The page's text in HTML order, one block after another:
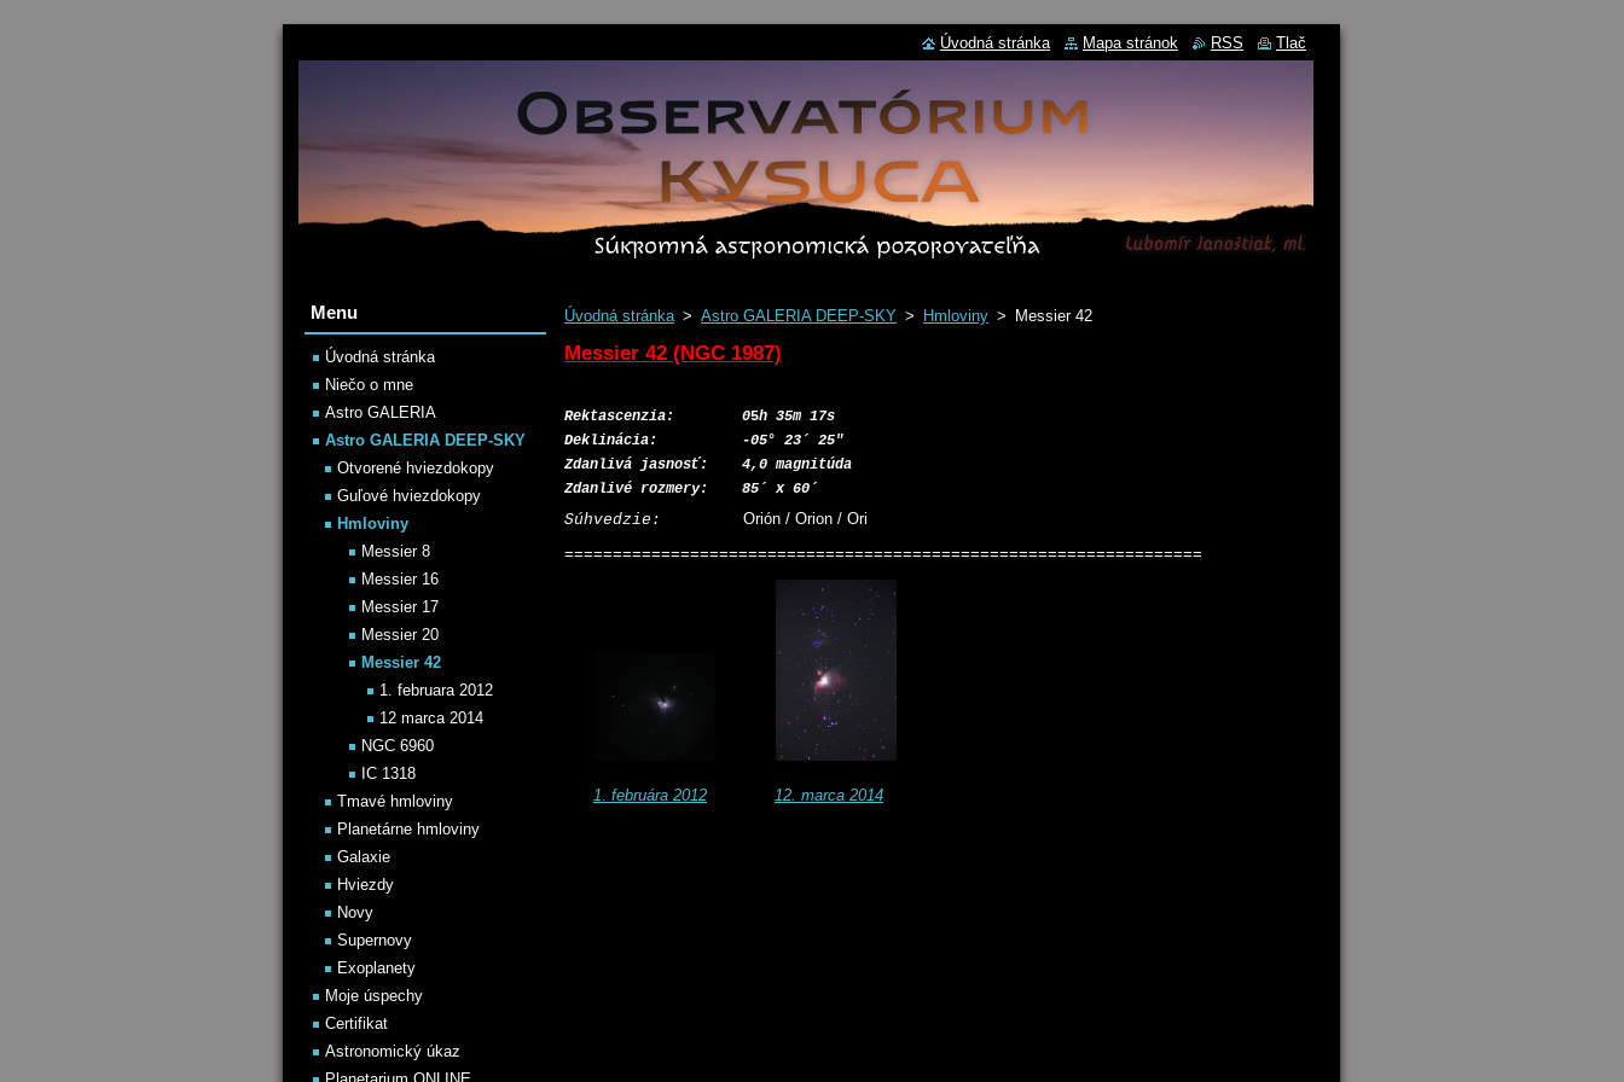
Úvodná stránka > Astro GALERIA DEEP-SKY > Hmloviny > Messier 42
Messier 42 (NGC 1987)
Rektascenzia: 05h 35m 17s
Deklinácia:
-05° 23´ 25"
Zdanlivá jasnosť: 4,0 magnitúda
Zdanlivé rozmery: 85´ x 60´
Súhvedzie:
Orión / Orion / Ori
==================================================================
1. februára 2012 12. marca 2014
Menu
Úvodná stránka
Niečo o mne
Astro GALERIA
Astro GALERIA DEEP-SKY
Otvorené hviezdokopy
Guľové hviezdokopy
Hmloviny
Messier 8
Messier 16
Messier 17
Messier 20
Messier 42
1. februara 2012
12 marca 2014
NGC 6960
IC 1318
Tmavé hmloviny
Planetárne hmloviny
Galaxie
Hviezdy
Novy
Supernovy
Exoplanety
Moje úspechy
Certifikat
Astronomický úkaz
Úvodná stránka Mapa stránok RSS Tlač